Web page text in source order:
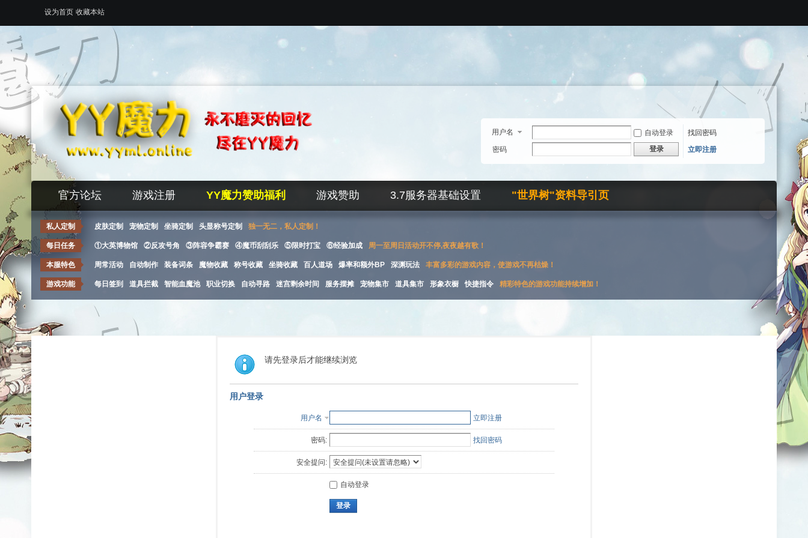
设为首页 收藏本站
用户名 自动登录
找回密码
密码
登录 立即注册
官方论坛 游戏注册 YY魔力赞助福利 游戏赞助 3.7服务器基础设置 "世界树"资料导引页
私人定制 皮肤定制 宠物定制 坐骑定制 头显称号定制 独一无二，私人定制！
每日任务 ①大英博物馆 ②反攻号角 ③阵容争霸赛 ④魔币刮刮乐 ⑤限时打宝 ⑥经验加成 周一至周日活动开不停,夜夜越有歌！
本服特色 周常活动 自动制作 装备词条 魔物收藏 称号收藏 坐骑收藏 百人道场 爆率和额外BP 深渊玩法 丰富多彩的游戏内容，使游戏不再枯燥！
游戏功能 每日签到 道具拦截 智能血魔池 职业切换 自动寻路 迷宫剩余时间 服务摆摊 宠物集市 道具集市 形象衣橱 快捷指令 精彩特色的游戏功能持续增加！
请先登录后才能继续浏览
用户登录
用户名 立即注册
密码: 找回密码
安全提问:
自动登录
登录